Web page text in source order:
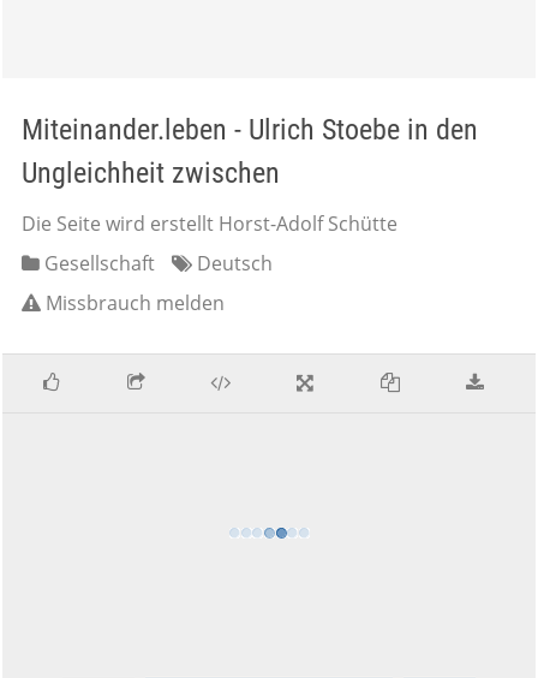
Miteinander.leben - Ulrich Stoebe in den
Ungleichheit zwischen
Die Seite wird erstellt Horst-Adolf Schütte
Gesellschaft
Deutsch
Missbrauch melden